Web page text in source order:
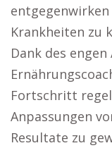
Krankheiten zu
Dank des
Fortschritt
Anpassungen
Resultate zu